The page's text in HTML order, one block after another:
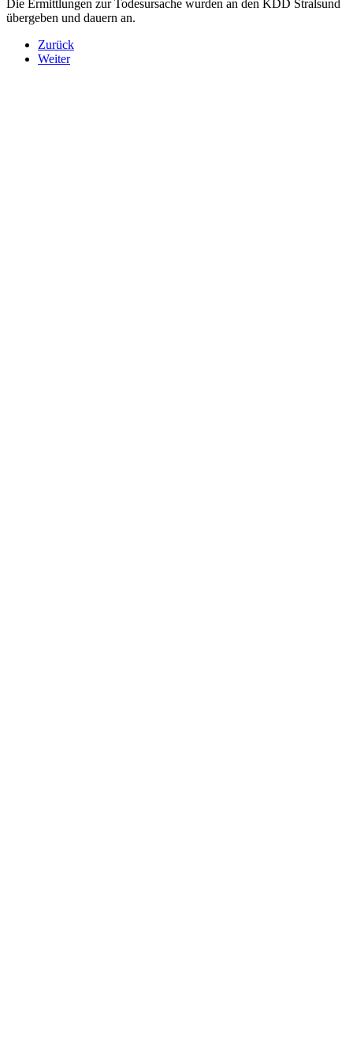
Die Ermittlungen zur Todesursache wurden an den KDD Stralsund
übergeben und dauern an.
Zurück
Weiter